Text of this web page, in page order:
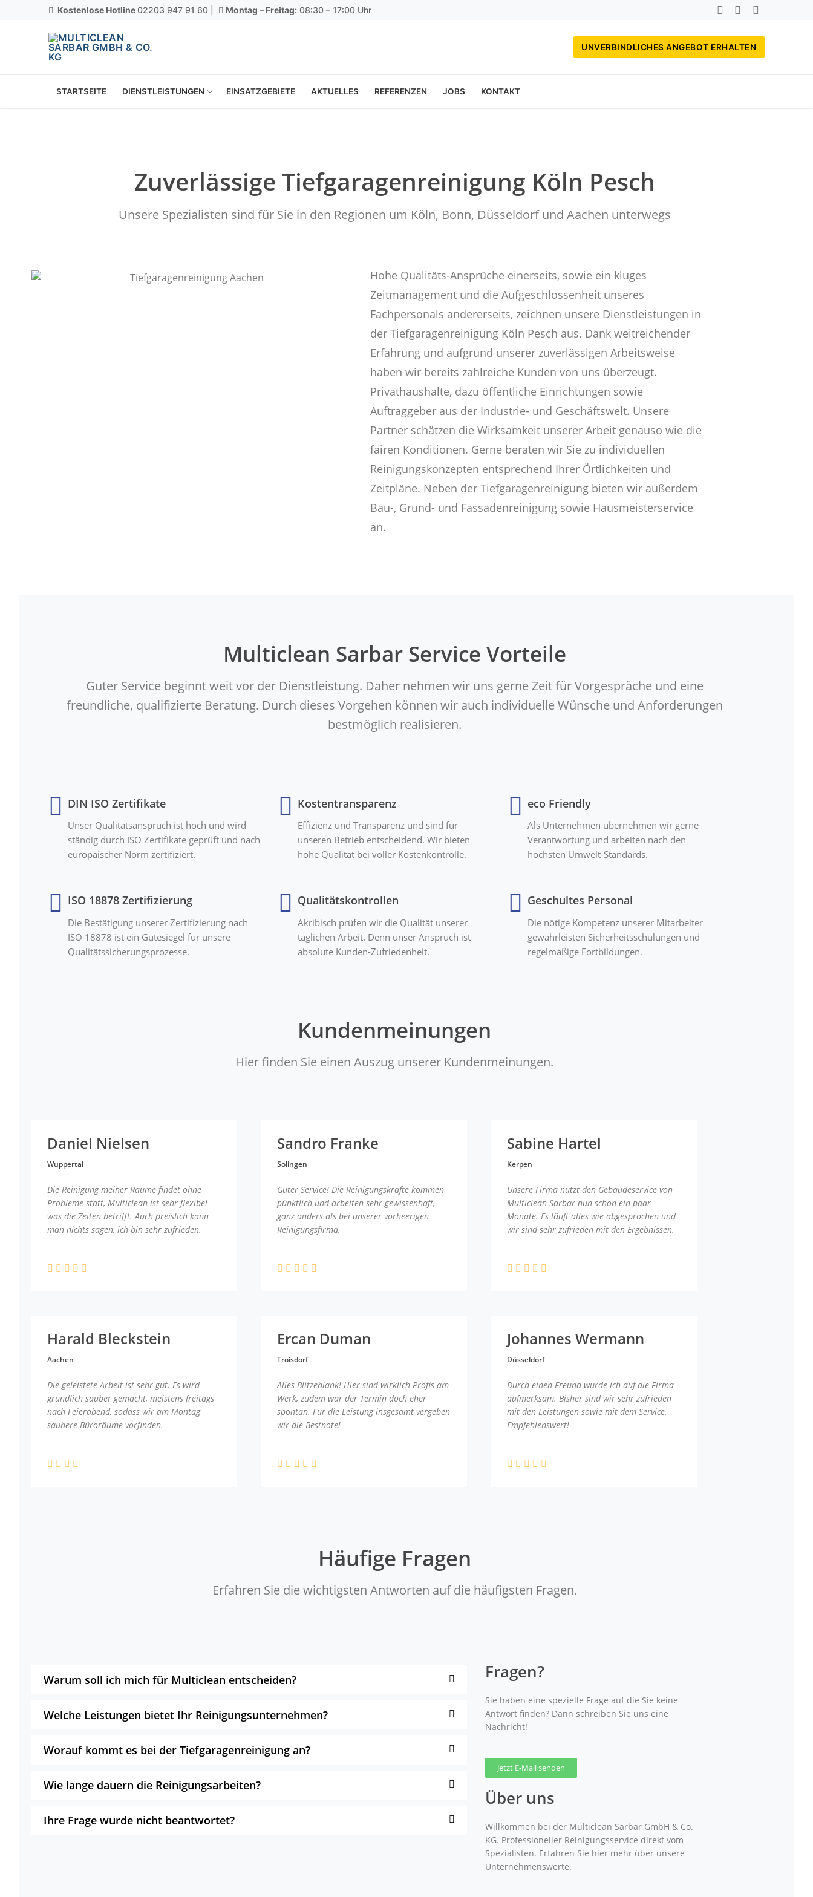
Kostenlose Hotline02203 947 91 60 | Montag – Freitag: 08:30 – 17:00 Uhr
UNVERBINDLICHES ANGEBOT ERHALTEN
STARTSEITE DIENSTLEISTUNGEN EINSATZGEBIETE AKTUELLES REFERENZEN JOBS KONTAKT
Zuverlässige Tiefgaragenreinigung Köln Pesch
Unsere Spezialisten sind für Sie in den Regionen um Köln, Bonn, Düsseldorf und Aachen unterwegs
Hohe Qualitäts-Ansprüche einerseits, sowie ein kluges
Zeitmanagement und die Aufgeschlossenheit unseres
Fachpersonals andererseits, zeichnen unsere Dienstleistungen in
der Tiefgaragenreinigung Köln Pesch aus. Dank weitreichender
Erfahrung und aufgrund unserer zuverlässigen Arbeitsweise
haben wir bereits zahlreiche Kunden von uns überzeugt.
Privathaushalte, dazu öffentliche Einrichtungen sowie
Auftraggeber aus der Industrie- und Geschäftswelt. Unsere
Partner schätzen die Wirksamkeit unserer Arbeit genauso wie die
fairen Konditionen. Gerne beraten wir Sie zu individuellen
Reinigungskonzepten entsprechend Ihrer Örtlichkeiten und
Zeitpläne. Neben der Tiefgaragenreinigung bieten wir außerdem
Bau-, Grund- und Fassadenreinigung sowie Hausmeisterservice
an.
Multiclean Sarbar Service Vorteile
Guter Service beginnt weit vor der Dienstleistung. Daher nehmen wir uns gerne Zeit für Vorgespräche und eine
freundliche, qualifizierte Beratung. Durch dieses Vorgehen können wir auch individuelle Wünsche und Anforderungen
bestmöglich realisieren.
DIN ISO Zertifikate
Unser Qualitätsanspruch ist hoch und wird
ständig durch ISO Zertifikate geprüft und nach
europäischer Norm zertifiziert.
ISO 18878 Zertifizierung
Die Bestätigung unserer Zertifizierung nach
ISO 18878 ist ein Gütesiegel für unsere
Qualitätssicherungsprozesse.
Kostentransparenz
Effizienz und Transparenz und sind für
unseren Betrieb entscheidend. Wir bieten
hohe Qualität bei voller Kostenkontrolle.
Qualitätskontrollen
Akribisch prüfen wir die Qualität unserer
täglichen Arbeit. Denn unser Anspruch ist
absolute Kunden-Zufriedenheit.
eco Friendly
Als Unternehmen übernehmen wir gerne
Verantwortung und arbeiten nach den
höchsten Umwelt-Standards.
Geschultes Personal
Die nötige Kompetenz unserer Mitarbeiter
gewährleisten Sicherheitsschulungen und
regelmäßige Fortbildungen.
Kundenmeinungen
Hier finden Sie einen Auszug unserer Kundenmeinungen.
Daniel Nielsen
Wuppertal
Die Reinigung meiner Räume findet ohne
Probleme statt, Multiclean ist sehr flexibel
was die Zeiten betrifft. Auch preislich kann
man nichts sagen, ich bin sehr zufrieden.
Sandro Franke
Solingen
Guter Service! Die Reinigungskräfte kommen
pünktlich und arbeiten sehr gewissenhaft,
ganz anders als bei unserer vorheerigen
Reinigungsfirma.
Sabine Hartel
Kerpen
Unsere Firma nutzt den Gebäudeservice von
Multiclean Sarbar nun schon ein paar
Monate. Es läuft alles wie abgesprochen und
wir sind sehr zufrieden mit den Ergebnissen.
Harald Bleckstein
Aachen
Die geleistete Arbeit ist sehr gut. Es wird
gründlich sauber gemacht, meistens freitags
nach Feierabend, sodass wir am Montag
saubere Büroräume vorfinden.
Ercan Duman
Troisdorf
Alles Blitzeblank! Hier sind wirklich Profis am
Werk, zudem war der Termin doch eher
spontan. Für die Leistung insgesamt vergeben
wir die Bestnote!
Johannes Wermann
Düsseldorf
Durch einen Freund wurde ich auf die Firma
aufmerksam. Bisher sind wir sehr zufrieden
mit den Leistungen sowie mit dem Service.
Empfehlenswert!
Häufige Fragen
Erfahren Sie die wichtigsten Antworten auf die häufigsten Fragen.
Warum soll ich mich für Multiclean entscheiden?
Welche Leistungen bietet Ihr Reinigungsunternehmen?
Worauf kommt es bei der Tiefgaragenreinigung an?
Wie lange dauern die Reinigungsarbeiten?
Ihre Frage wurde nicht beantwortet?
Fragen?
Sie haben eine spezielle Frage auf die Sie keine
Antwort finden? Dann schreiben Sie uns eine
Nachricht!
Jetzt E-Mail senden
Über uns
Willkommen bei der Multiclean Sarbar GmbH & Co.
KG. Professioneller Reinigungsservice direkt vom
Spezialisten. Erfahren Sie hier mehr über unsere
Unternehmenswerte.